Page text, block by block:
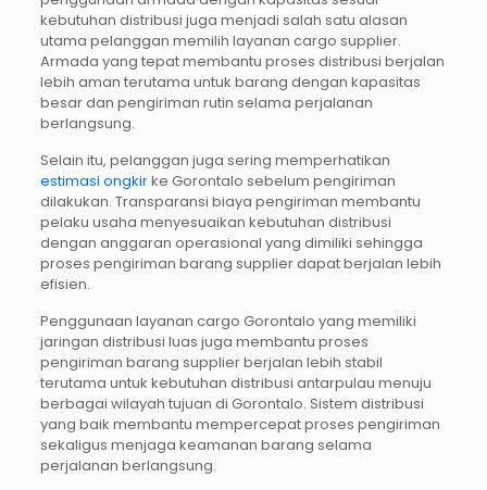
kebutuhan distribusi juga menjadi salah satu alasan
utama pelanggan memilih layanan cargo supplier.
Armada yang tepat membantu proses distribusi berjalan
lebih aman terutama untuk barang dengan kapasitas
besar dan pengiriman rutin selama perjalanan
berlangsung.
Selain itu, pelanggan juga sering memperhatikan
estimasi ongkirke Gorontalo sebelum pengiriman
dilakukan. Transparansi biaya pengiriman membantu
pelaku usaha menyesuaikan kebutuhan distribusi
dengan anggaran operasional yang dimiliki sehingga
proses pengiriman barang supplier dapat berjalan lebih
efisien.
Penggunaan layanan cargo Gorontalo yang memiliki
jaringan distribusi luas juga membantu proses
pengiriman barang supplier berjalan lebih stabil
terutama untuk kebutuhan distribusi antarpulau menuju
berbagai wilayah tujuan di Gorontalo. Sistem distribusi
yang baik membantu mempercepat proses pengiriman
sekaligus menjaga keamanan barang selama
perjalanan berlangsung.